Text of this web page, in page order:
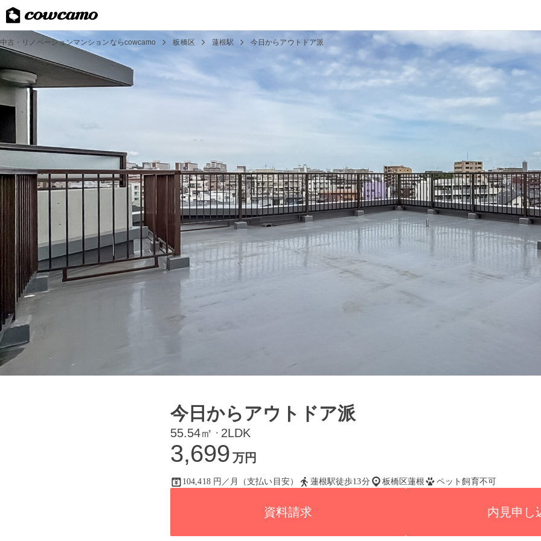
中古・リノベーションマンションならcowcamo 板橋区 蓮根駅 今日からアウトドア派
今日からアウトドア派
55.54㎡ ・ 2LDK
3,699 万円
104,418 円／月（支払い目安） 蓮根駅徒歩13分 板橋区蓮根 ペット飼育不可
資料請求 内見申し